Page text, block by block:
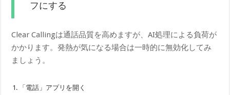
フにする
Clear Callingは通話品質を高めますが、AI処理による負荷が
かかります。発熱が気になる場合は一時的に無効化してみ
ましょう。
「電話」アプリを開く